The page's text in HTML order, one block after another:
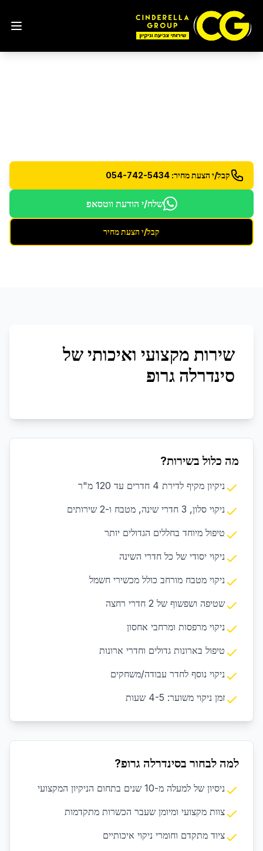
קבל/י הצעת מחיר: 054-742-5434
שלח/י הודעת ווטסאפ
קבל/י הצעת מחיר
שירות מקצועי ואיכותי של
סינדרלה גרופ
מה כלול בשירות?
ניקיון מקיף לדירת 4 חדרים עד 120 מ"ר
ניקוי סלון, 3 חדרי שינה, מטבח ו-2 שירותים
טיפול מיוחד בחללים הגדולים יותר
ניקוי יסודי של כל חדרי השינה
ניקוי מטבח מורחב כולל מכשירי חשמל
שטיפה ושפשוף של 2 חדרי רחצה
ניקוי מרפסות ומרחבי אחסון
טיפול בארונות גדולים וחדרי ארונות
ניקוי נוסף לחדר עבודה/משחקים
זמן ניקוי משוער: 4-5 שעות
למה לבחור בסינדרלה גרופ?
ניסיון של למעלה מ-10 שנים בתחום הניקיון המקצועי
צוות מקצועי ומיומן שעבר הכשרות מתקדמות
ציוד מתקדם וחומרי ניקוי איכותיים